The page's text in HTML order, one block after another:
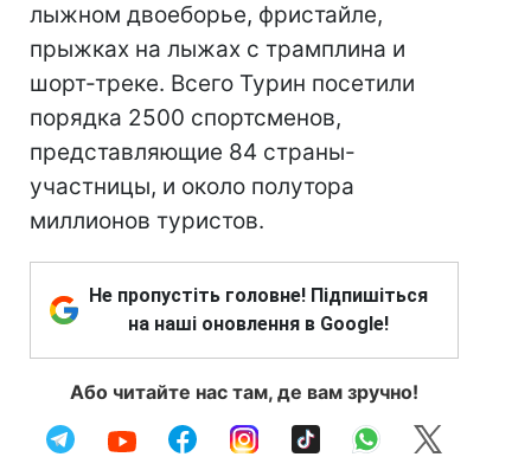
лыжном двоеборье, фристайле,
прыжках на лыжах с трамплина и
шорт-треке. Всего Турин посетили
порядка 2500 спортсменов,
представляющие 84 страны-
участницы, и около полутора
миллионов туристов.
Не пропустіть головне! Підпишіться
на наші оновлення в Google!
Або читайте нас там, де вам зручно!